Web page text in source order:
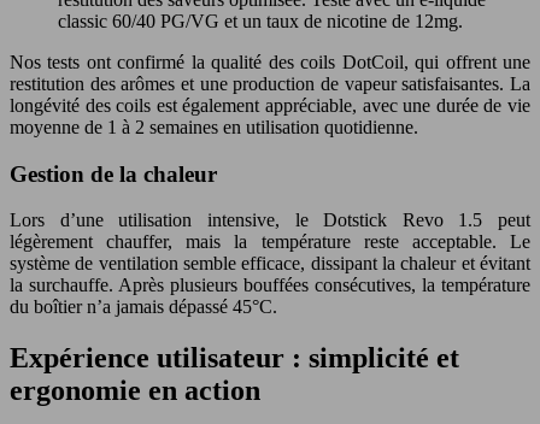
classic 60/40 PG/VG et un taux de nicotine de 12mg.
Nos tests ont confirmé la qualité des coils DotCoil, qui offrent une
restitution des arômes et une production de vapeur satisfaisantes. La
longévité des coils est également appréciable, avec une durée de vie
moyenne de 1 à 2 semaines en utilisation quotidienne.
Gestion de la chaleur
Lors d’une utilisation intensive, leDotstick Revo 1.5 peut
légèrement chauffer, mais la température reste acceptable. Le
système de ventilation semble efficace, dissipant la chaleur et évitant
la surchauffe. Après plusieurs bouffées consécutives, la température
du boîtier n’a jamais dépassé 45°C.
Expérience utilisateur : simplicité et
ergonomie en action